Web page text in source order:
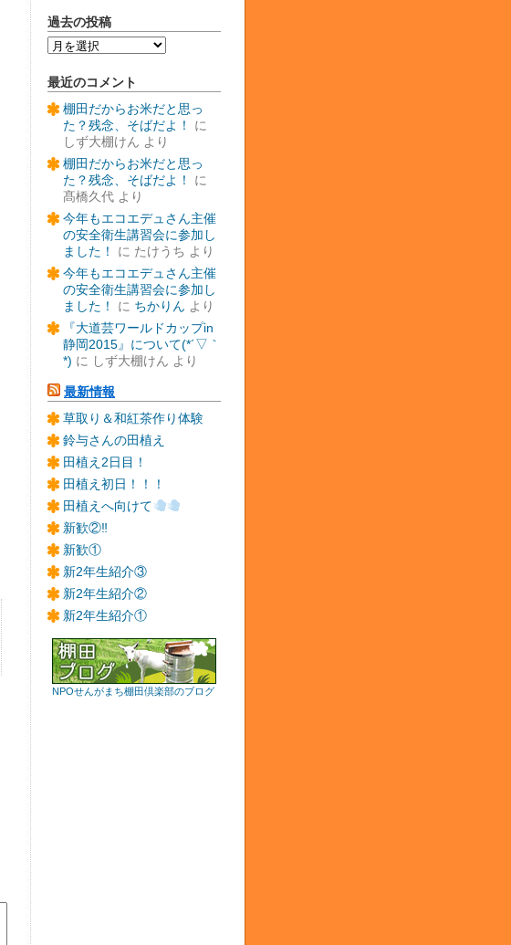
過去の投稿
過
去
投
稿
最近のコメント
棚田だからお米だと思っ
た？残念、そばだよ！
に
しず大棚けん より
棚田だからお米だと思っ
た？残念、そばだよ！
に
髙橋久代 より
今年もエコエデュさん主催
の安全衛生講習会に参加し
ました！
に たけうち より
今年もエコエデュさん主催
の安全衛生講習会に参加し
ました！
に ちかりん より
『大道芸ワールドカップin
静岡2015』について(*´▽｀
*) に しず大棚けん より
最新情報
草取り＆和紅茶作り体験
鈴与さんの田植え
田植え2日目！
田植え初日！！！
田植えへ向けて
新歓②‼
新歓①
新2年生紹介③
新2年生紹介②
新2年生紹介①
NPOせんがまち棚田倶楽部のブログ